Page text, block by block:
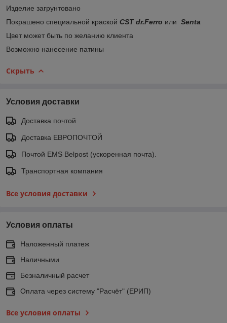
Изделие загрунтовано
Покрашено специальной краской CST dr.Ferro или Senta
Цвет может быть по желанию клиента
Возможно нанесение патины
Скрыть
Условия доставки
Доставка почтой
Доставка ЕВРОПОЧТОЙ
Почтой EMS Belpost (ускоренная почта).
Транспортная компания
Все условия доставки
Условия оплаты
Наложенный платеж
Наличными
Безналичный расчет
Оплата через систему "Расчёт" (ЕРИП)
Все условия оплаты